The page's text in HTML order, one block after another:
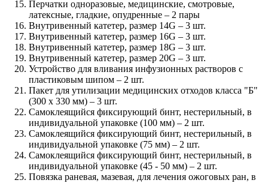
Перчатки одноразовые, медицинские, смотровые,
латексные, гладкие, опудренные – 2 пары
Внутривенный катетер, размер 14G – 3 шт.
Внутривенный катетер, размер 16G – 3 шт.
Внутривенный катетер, размер 18G – 3 шт.
Внутривенный катетер, размер 20G – 3 шт.
Устройство для вливания инфузионных растворов с
пластиковым шипом – 2 шт.
Пакет для утилизации медицинских отходов класса "Б"
(300 x 330 мм) – 3 шт.
Самоклеящийся фиксирующий бинт, нестерильный, в
индивидуальной упаковке (100 мм) – 2 шт.
Самоклеящийся фиксирующий бинт, нестерильный, в
индивидуальной упаковке (75 мм) – 2 шт.
Самоклеящийся фиксирующий бинт, нестерильный, в
индивидуальной упаковке (45 - 50 мм) – 2 шт.
Повязка раневая, мазевая, для лечения ожоговых ран, в